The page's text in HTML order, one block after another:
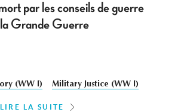
par les conseils de guerre
Grande Guerre
(WW I) Military Justice (WW I)
LIRE LA SUITE